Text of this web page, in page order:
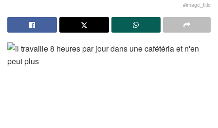
#image_title